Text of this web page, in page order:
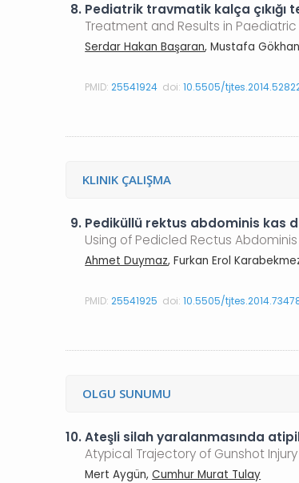
8. Pediatrik travmatik kalça çıkığı
Treatment and Results in
Serdar Hakan Başaran, Mustafa
PMID:25541924 doi:10.5505/
KLINIK ÇALIŞMA
9. Pediküllü rektus abdominis kas
Using of Pedicled Rectus
Ahmet Duymaz, Furkan Erol
PMID:25541925 doi:10.5505/
OLGU SUNUMU
10.Ateşli silah yaralanmasında
Atypical Trajectory of Gunshot Injury
Mert Aygün,Cumhur Murat Tulay